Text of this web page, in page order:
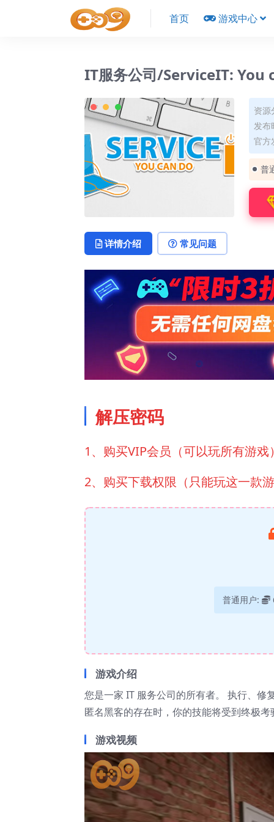
首页 游戏中心
IT服务公司/ServiceIT: You
资
发布
官方
普
详情介绍 常见问题
解压密码
1、购买VIP会员（可以玩所有游
2、购买下载权限（只能玩这一款
普通用户:
游戏介绍
您是一家 IT 服务公司的所有者。 执行、修
匿名黑客的存在时，你的技能将受到终极
游戏视频